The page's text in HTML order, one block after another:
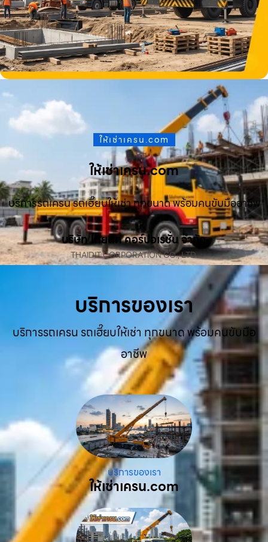
ให้เช่าเครน.com
ให้เช่าเครน.com
บริการรถเครน รถเฮี๊ยบให้เช่า ทุกขนาด พร้อมคนขับมืออาชีพ
บริษัท ไทยดิท คอร์ปอเรชั่น จำกัด
THAIDIT CORPORATION CO., LTD.
บริการของเรา
บริการรถเครน รถเฮี๊ยบให้เช่า ทุกขนาด พร้อมคนขับมือ
อาชีพ
บริการของเรา
ให้เช่าเครน.com